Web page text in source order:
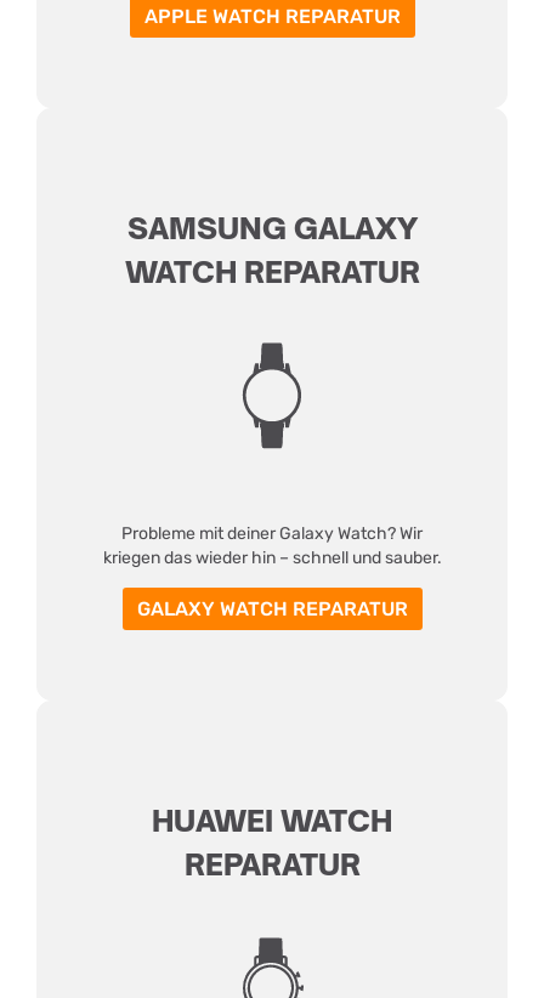
APPLE WATCH REPARATUR
SAMSUNG GALAXY
WATCH REPARATUR
Probleme mit deiner Galaxy Watch? Wir
kriegen das wieder hin – schnell und sauber.
GALAXY WATCH REPARATUR
HUAWEI WATCH
REPARATUR